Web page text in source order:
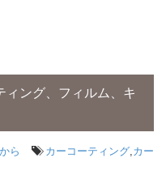
ィング、フィルム、キ
ら カーコーティング,カー